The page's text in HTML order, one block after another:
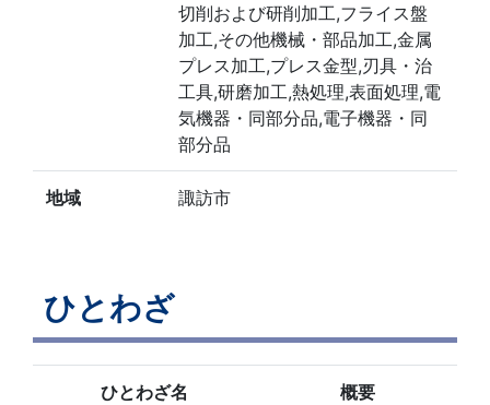
切削および研削加工,フライス盤
加工,その他機械・部品加工,金属
プレス加工,プレス金型,刃具・治
工具,研磨加工,熱処理,表面処理,電
気機器・同部分品,電子機器・同
部分品
地域 諏訪市
ひとわざ
ひとわざ名 概要